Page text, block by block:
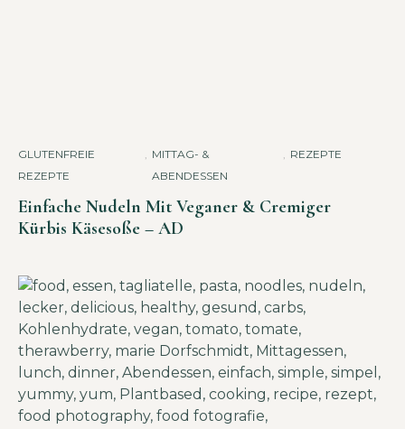
GLUTENFREIE
REZEPTE
MITTAG- &
ABENDESSEN
REZEPTE
Einfache Nudeln Mit Veganer & Cremiger
Kürbis Käsesoße – AD